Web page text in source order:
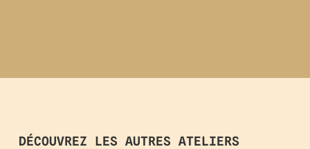
DÉCOUVREZ LES AUTRES ATELIERS